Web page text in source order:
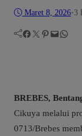
Maret 8, 2026•3
Facebook Twitter Pinterest Mail WhatsApp
BREBES,
Cikuya melalui
0713/Brebes